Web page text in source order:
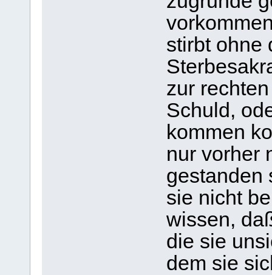
stirbt ohne
zur
Schuld,
kommen
nur vorher
gestanden
sie nicht
wissen,
die sie
dem sie